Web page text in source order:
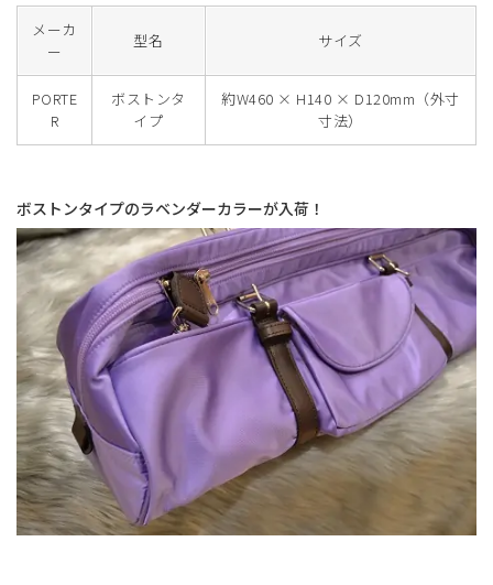
メーカ
ー
型名 サイズ
PORTE
R
ボストンタ
イプ
約W460 × H140 × D120mm（外寸
寸法）
ボストンタイプのラベンダーカラーが入荷！